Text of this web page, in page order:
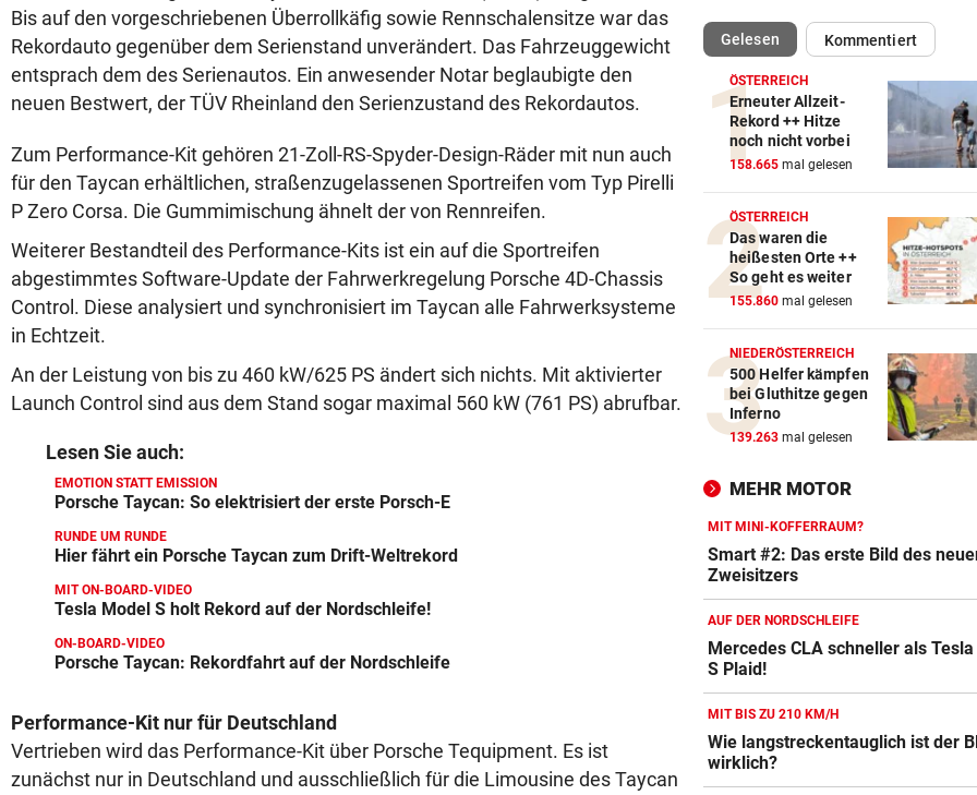
Bis auf den vorgeschriebenen Überrollkäfig sowie Rennschalensitze war das
Rekordauto gegenüber dem Serienstand unverändert. Das Fahrzeuggewicht
entsprach dem des Serienautos. Ein anwesender Notar beglaubigte den
neuen Bestwert, der TÜV Rheinland den Serienzustand des Rekordautos.
Zum Performance-Kit gehören 21-Zoll-RS-Spyder-Design-Räder mit nun auch
für den Taycan erhältlichen, straßenzugelassenen Sportreifen vom Typ Pirelli
P Zero Corsa. Die Gummimischung ähnelt der von Rennreifen.
Weiterer Bestandteil des Performance-Kits ist ein auf die Sportreifen
abgestimmtes Software-Update der Fahrwerkregelung Porsche 4D-Chassis
Control. Diese analysiert und synchronisiert im Taycan alle Fahrwerksysteme
in Echtzeit.
An der Leistung von bis zu 460 kW/625 PS ändert sich nichts. Mit aktivierter
Launch Control sind aus dem Stand sogar maximal 560 kW (761 PS) abrufbar.
Lesen Sie auch:
EMOTION STATT EMISSION
Porsche Taycan: So elektrisiert der erste Porsch-E
RUNDE UM RUNDE
Hier fährt ein Porsche Taycan zum Drift-Weltrekord
MIT ON-BOARD-VIDEO
Tesla Model S holt Rekord auf der Nordschleife!
ON-BOARD-VIDEO
Porsche Taycan: Rekordfahrt auf der Nordschleife
Performance-Kit nur für Deutschland
Vertrieben wird das Performance-Kit über Porsche Tequipment. Es ist
zunächst nur in Deutschland und ausschließlich für die Limousine des Taycan
SOMMERCUP 2026
LIVE: Harder Handballfest
Kiel, Lemgo & Kriens
SETZT SICH ZUR WEHR vor
Tourismus, Vandalen:
Regeln in Italien
TAGELANGER TERROR vor
Aggro-Affe verletzte 18
Menschen: Eingefangen!
WIRBEL UM KINDER-SAGER
Kanzler entschuldigt sich:
Satz ist falsch“
FEUERWEHR-AUSSTATTER vor
Geschäft von Rosenbauer
PLÖTZLICH MIT DABEI
Thiem überrascht ÖFB-
im Trainingslager
„MÄCHTIG UND SCHÖN“ vor
Mann (37) gesteht
in den USA
Gelesen(ausgewählt)Kommentiert
ÖSTERREICH
Erneuter Allzeit-
Rekord ++ Hitze
noch nicht vorbei
158.665 mal gelesen
ÖSTERREICH
Das waren die
heißesten Orte ++
So geht es weiter
155.860 mal gelesen
NIEDERÖSTERREICH
500 Helfer kämpfen
bei Gluthitze gegen
Inferno
139.263 mal gelesen
MEHR MOTOR
MIT MINI-KOFFERRAUM?
Smart #2: Das erste Bild des
Zweisitzers
AUF DER NORDSCHLEIFE
Mercedes CLA schneller als
S Plaid!
MIT BIS ZU 210 KM/H
Wie langstreckentauglich ist der
wirklich?
Autobatterie Vergleich
ZUM VERGLEICH
Winterreifen Vergleich